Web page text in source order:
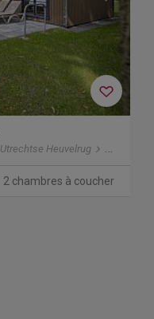
Utrechtse Heuvelrug Doorn
2 chambres à coucher